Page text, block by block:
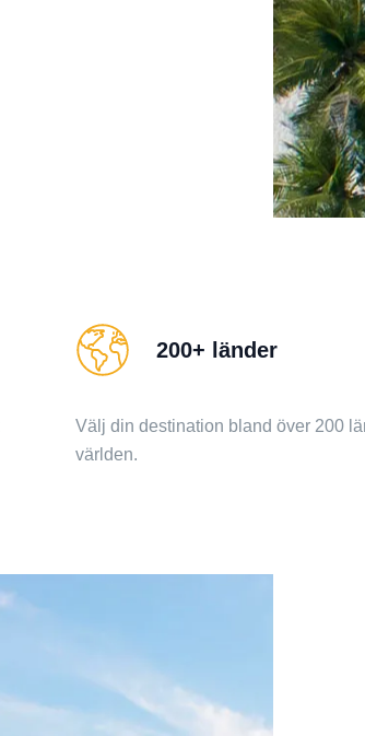
200+ länder
Välj din destination bland över 200
världen.